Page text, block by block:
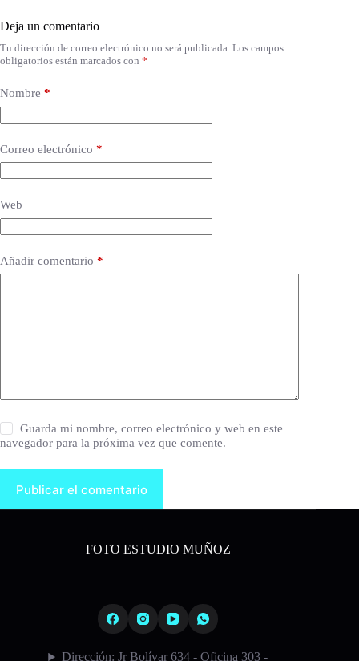
Deja un comentario
Tu dirección de correo electrónico no será publicada. Los campos
obligatorios están marcados con *
Nombre *
Correo electrónico *
Web
Añadir comentario *
Guarda mi nombre, correo electrónico y web en este
navegador para la próxima vez que comente.
Publicar el comentario
FOTO ESTUDIO MUÑOZ
Dirección: Jr Bolívar 634 - Oficina 303 -